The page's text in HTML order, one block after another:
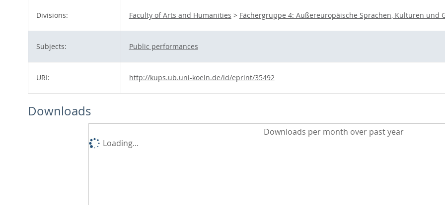
Divisions: Faculty of Arts and Humanities > Fächergruppe 4: Außereuropäische Sprachen, Kulturen und
Subjects: Public performances
URI: http://kups.ub.uni-koeln.de/id/eprint/35492
Downloads
Downloads per month over past year
Loading...